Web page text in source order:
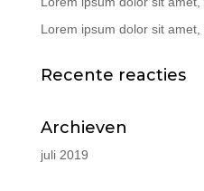
Lorem ipsum dolor sit
Recente reacties
Archieven
juli 2019